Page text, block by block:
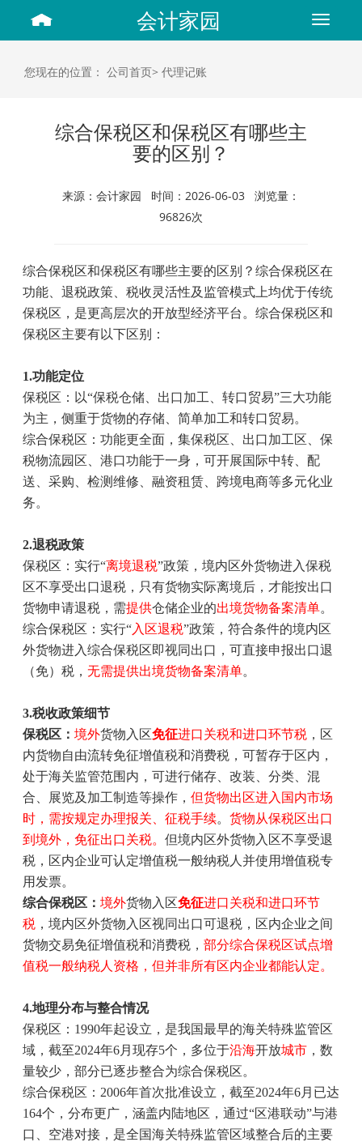
Toggle
会计家园
您现在的位置： 公司首页> 代理记账
综合保税区和保税区有哪些主
要的区别？
来源：会计家园 时间：2026-06-03 浏览量：
96826次
综合保税区和保税区有哪些主要的区别？综合保税区在
功能、退税政策、税收灵活性及监管模式上均优于传统
保税区，是更高层次的开放型经济平台。综合保税区和
保税区主要有以下区别：
1.功能定位
保税区：以“保税仓储、出口加工、转口贸易”三大功能
为主，侧重于货物的存储、简单加工和转口贸易。
综合保税区：功能更全面，集保税区、出口加工区、保
税物流园区、港口功能于一身，可开展国际中转、配
送、采购、检测维修、融资租赁、跨境电商等多元化业
务。
2.退税政策
保税区：实行“离境退税”政策，境内区外货物进入保税
区不享受出口退税，只有货物实际离境后，才能按出口
货物申请退税，需提供仓储企业的出境货物备案清单。
综合保税区：实行“入区退税”政策，符合条件的境内区
外货物进入综合保税区即视同出口，可直接申报出口退
（免）税， 无需提供出境货物备案清单。
3.税收政策细节
保税区： 境外货物入区免征进口关税和进口环节税 ，区
内货物自由流转免征增值税和消费税，可暂存于区内，
处于海关监管范围内，可进行储存、改装、分类、混
合、展览及加工制造等操作， 但货物出区进入国内市场
时，需按规定办理报关、征税手续。 货物从保税区出口
到境外，免征出口关税。 但境内区外货物入区不享受退
税，区内企业可认定增值税一般纳税人并使用增值税专
用发票。
综合保税区： 境外货物入区免征进口关税和进口环节
税 ，境内区外货物入区视同出口可退税，区内企业之间
货物交易免征增值税和消费税， 部分综合保税区试点增
值税一般纳税人资格，但并非所有区内企业都能认定。
4.地理分布与整合情况
保税区： 1990年起设立，是我国最早的海关特殊监管区
域，截至2024年6月现存5个，多位于沿海开放城市 ，数
量较少，部分已逐步整合为综合保税区。
综合保税区： 2006年首次批准设立，截至2024年6月已达
164个，分布更广，涵盖内陆地区，通过“区港联动”与港
口、空港对接，是全国海关特殊监管区域整合后的主要